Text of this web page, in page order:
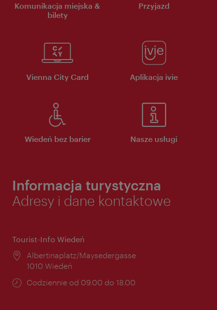
Komunikacja miejska &
bilety
Przyjazd
Vienna City Card Aplikacja ivie
Wiedeń bez barier Nasze usługi
Informacja turystyczna
Adresy i dane kontaktowe
Tourist-Info Wiedeń
Miejsce:
Albertinaplatz/Maysedergasse
1010 Wiedeń
Godziny
Codziennie od 09.00 do 18.00